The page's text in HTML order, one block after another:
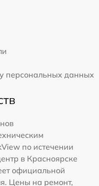
персональных данных
по истечении
в Красноярске
официальной
Цены на ремонт,